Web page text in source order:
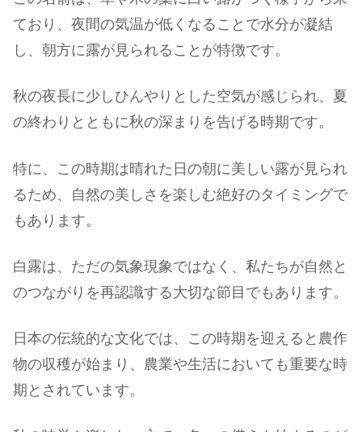
ており、夜間の気温が低くなることで水分が凝結
し、朝方に露が見られることが特徴です。
秋の夜長に少しひんやりとした空気が感じられ、夏
の終わりとともに秋の深まりを告げる時期です。
特に、この時期は晴れた日の朝に美しい露が見られ
るため、自然の美しさを楽しむ絶好のタイミングで
もあります。
白露は、ただの気象現象ではなく、私たちが自然と
のつながりを再認識する大切な節目でもあります。
日本の伝統的な文化では、この時期を迎えると農作
物の収穫が始まり、農業や生活においても重要な時
期とされています。